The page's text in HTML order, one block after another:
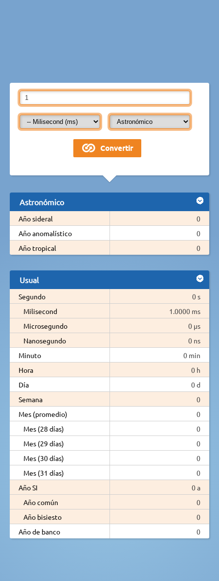
Astronómico
Año sideral
0
Año anomalístico
0
Año tropical
0
Usual
Segundo
0 s
Milisecond
1.0000 ms
Microsegundo
0 µs
Nanosegundo
0 ns
Minuto
0 min
Hora
0 h
Día
0 d
Semana
0
Mes (promedio)
0
Mes (28 días)
0
Mes (29 días)
0
Mes (30 días)
0
Mes (31 días)
0
Año SI
0 a
Año común
0
Año bisiesto
0
Año de banco
0